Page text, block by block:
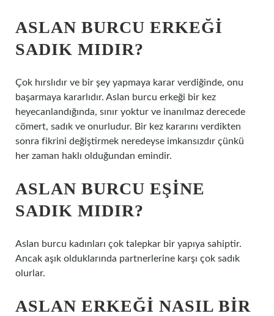
ASLAN BURCU ERKEĞI
SADIK MIDIR?
Çok hırslıdır ve bir şey yapmaya karar verdiğinde, onu
başarmaya kararlıdır. Aslan burcu erkeği bir kez
heyecanlandığında, sınır yoktur ve inanılmaz derecede
cömert, sadık ve onurludur. Bir kez kararını verdikten
sonra fikrini değiştirmek neredeyse imkansızdır çünkü
her zaman haklı olduğundan emindir.
ASLAN BURCU EŞINE
SADIK MIDIR?
Aslan burcu kadınları çok talepkar bir yapıya sahiptir.
Ancak aşık olduklarında partnerlerine karşı çok sadık
olurlar.
ASLAN ERKEĞI NASIL BIR